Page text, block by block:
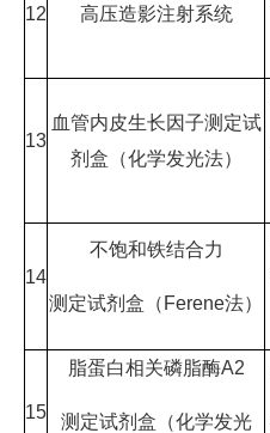
12 高压造影注射系统
13
血管内皮生长因子测定试
剂盒（化学发光法）
14
不饱和铁结合力
测定试剂盒（Ferene法）
15
脂蛋白相关磷脂酶A2
测定试剂盒（化学发光